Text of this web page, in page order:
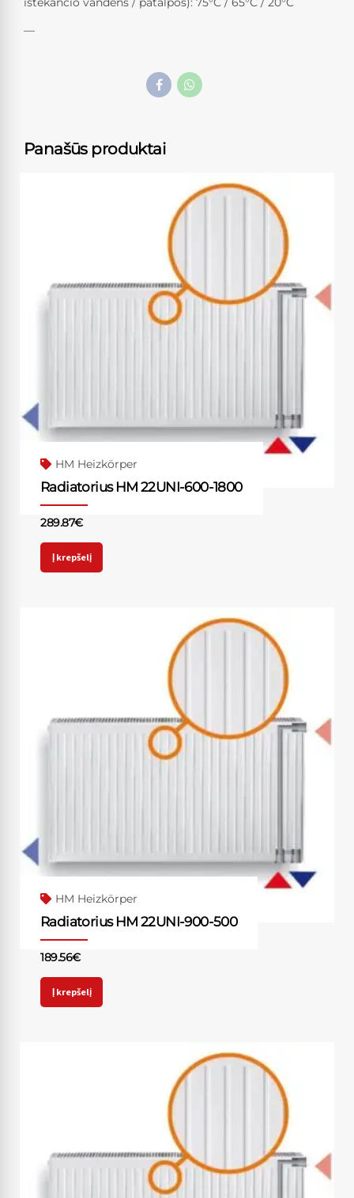
—
Panašūs produktai
HM Heizkörper
Radiatorius HM 22UNI-600-1800
289.87€
Į krepšelį
HM Heizkörper
Radiatorius HM 22UNI-900-500
189.56€
Į krepšelį